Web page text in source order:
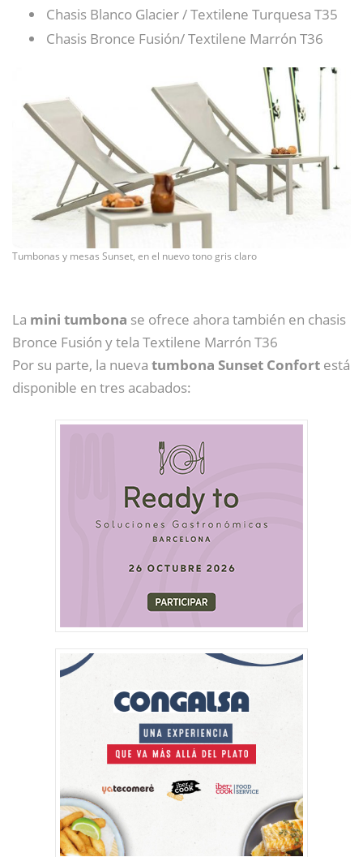
Chasis Blanco Glacier / Textilene Turquesa T35
Chasis Bronce Fusión/ Textilene Marrón T36
Tumbonas y mesas Sunset, en el nuevo tono gris claro
La mini tumbona se ofrece ahora también en chasis
Bronce Fusión y tela Textilene Marrón T36
Por su parte, la nueva tumbona Sunset Confort está
disponible en tres acabados: